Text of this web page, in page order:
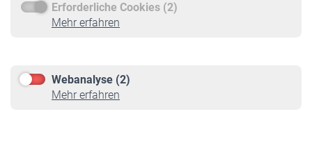
Erforderliche Cookies (2)
Mehr erfahren
Webanalyse (2)
Mehr erfahren
Service
Informationen
Online-Rechner
VBLnewsletter